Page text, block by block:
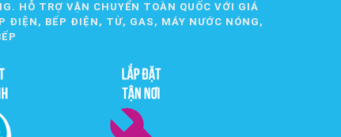
HỖ TRỢ VẬN CHUYỂN TOÀN QUỐC VỚI GIÁ
ĐIỆN, BẾP ĐIỆN, TỪ, GAS, MÁY NƯỚC NÓNG,